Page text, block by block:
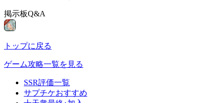
掲示板Q&A
トップに戻る
ゲーム攻略一覧を見る
SSR評価一覧
サプチケおすすめ